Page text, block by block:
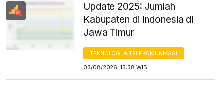
Update 2025: Jumlah
Kabupaten di Indonesia di
Jawa Timur
TEKNOLOGI & TELEKOMUNIKASI
03/08/2026, 13:38 WIB